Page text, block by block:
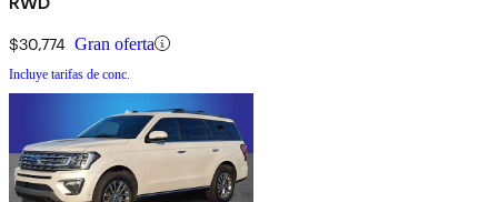
$30,774 Gran oferta
Incluye tarifas de conc.